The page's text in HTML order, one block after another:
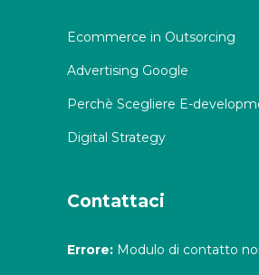
Ecommerce in Outsorcing
Advertising Google
Perchè Scegliere E-
Digital Strategy
Contattaci
Errore: Modulo di contatto